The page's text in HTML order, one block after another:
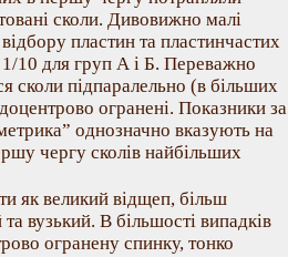
сколи. Дивовижно малі
пластин та пластинчастих
1/10 для груп А і Б. Переважно
сколи підпаралельно (в більших
огранені. Показники за
однозначно вказують на
чергу сколів найбільших
як великий відщеп, більш
вузький. В більшості випадків
огранену спинку, тонко